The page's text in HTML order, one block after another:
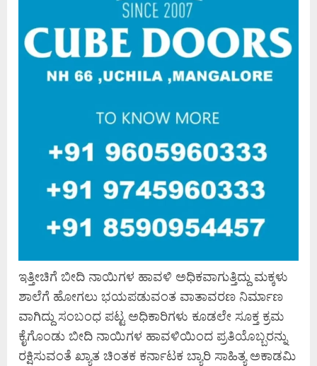
ಇತ್ತೀಚಿಗೆ ಬೀದಿ ನಾಯಿಗಳ ಹಾವಳಿ ಅಧಿಕವಾಗುತ್ತಿದ್ದು ಮಕ್ಕಳು
ಶಾಲೆಗೆ ಹೋಗಲು ಭಯಪಡುವಂತ ವಾತಾವರಣ ನಿರ್ಮಾಣ
ವಾಗಿದ್ದು ಸಂಬಂಧ ಪಟ್ಟ ಅಧಿಕಾರಿಗಳು ಕೂಡಲೇ ಸೂಕ್ತ ಕ್ರಮ
ಕೈಗೊಂಡು ಬೀದಿ ನಾಯಿಗಳ ಹಾವಳಿಯಿಂದ ಪ್ರತಿಯೊಬ್ಬರನ್ನು
ರಕ್ಷಿಸುವಂತೆ ಖ್ಯಾತ ಚಿಂತಕ ಕರ್ನಾಟಕ ಬ್ಯಾರಿ ಸಾಹಿತ್ಯ ಅಕಾಡಮಿ